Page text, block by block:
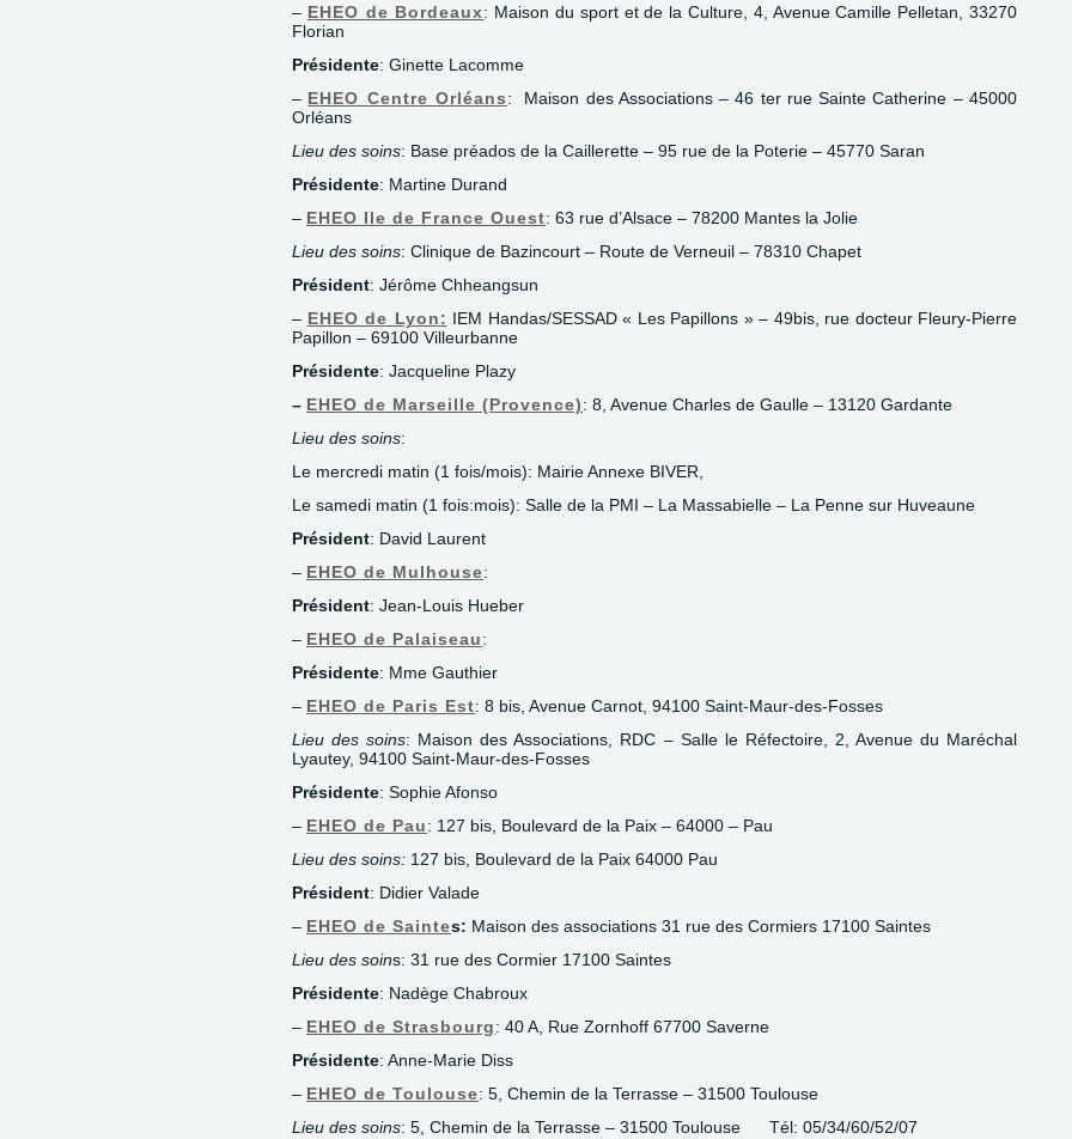
– EHEO de Bordeaux: Maison du sport et de la Culture, 4, Avenue Camille Pelletan, 33270
Florian
Présidente: Ginette Lacomme
– EHEO Centre Orléans: Maison des Associations – 46 ter rue Sainte Catherine – 45000
Orléans
Lieu des soins: Base préados de la Caillerette – 95 rue de la Poterie – 45770 Saran
Présidente: Martine Durand
– EHEO Ile de France Ouest: 63 rue d’Alsace – 78200 Mantes la Jolie
Lieu des soins: Clinique de Bazincourt – Route de Verneuil – 78310 Chapet
Président: Jérôme Chheangsun
– EHEO de Lyon: IEM Handas/SESSAD « Les Papillons » – 49bis, rue docteur Fleury-Pierre
Papillon – 69100 Villeurbanne
Présidente: Jacqueline Plazy
– EHEO de Marseille (Provence): 8, Avenue Charles de Gaulle – 13120 Gardante
Lieu des soins:
Le mercredi matin (1 fois/mois): Mairie Annexe BIVER,
Le samedi matin (1 fois:mois): Salle de la PMI – La Massabielle – La Penne sur Huveaune
Président: David Laurent
– EHEO de Mulhouse:
Président: Jean-Louis Hueber
– EHEO de Palaiseau:
Présidente: Mme Gauthier
– EHEO de Paris Est: 8 bis, Avenue Carnot, 94100 Saint-Maur-des-Fosses
Lieu des soins: Maison des Associations, RDC – Salle le Réfectoire, 2, Avenue du Maréchal
Lyautey, 94100 Saint-Maur-des-Fosses
Présidente: Sophie Afonso
– EHEO de Pau: 127 bis, Boulevard de la Paix – 64000 – Pau
Lieu des soins: 127 bis, Boulevard de la Paix 64000 Pau
Président: Didier Valade
– EHEO de Saintes: Maison des associations 31 rue des Cormiers 17100 Saintes
Lieu des soins: 31 rue des Cormier 17100 Saintes
Présidente: Nadège Chabroux
– EHEO de Strasbourg: 40 A, Rue Zornhoff 67700 Saverne
Présidente: Anne-Marie Diss
– EHEO de Toulouse: 5, Chemin de la Terrasse – 31500 Toulouse
Lieu des soins: 5, Chemin de la Terrasse – 31500 Toulouse Tél: 05/34/60/52/07